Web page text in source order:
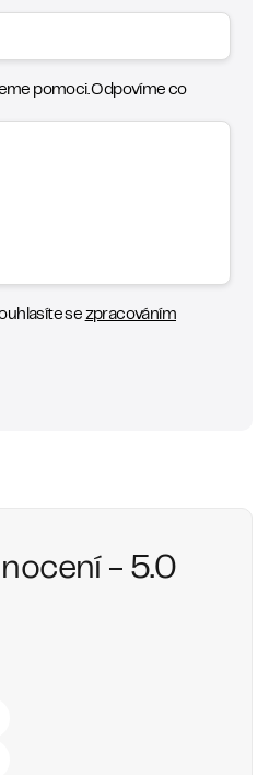
pomoci. Odpovíme co
se zpracováním
- 5.0